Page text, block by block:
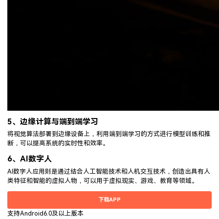
5、 边缘计算与端到端学习
将视觉算法部署到边缘设备上，利用端到端学习的方式进行模型训练和推
断，可以提高系统的实时性和效率。
6、 AI数字人
AI数字人应用则是通过结合人工智能技术和人机交互技术，创造出具有人
类特征和智能的虚拟人物，可以用于虚拟现实、游戏、教育等领域。
下载APP
支持Android6.0及以上版本